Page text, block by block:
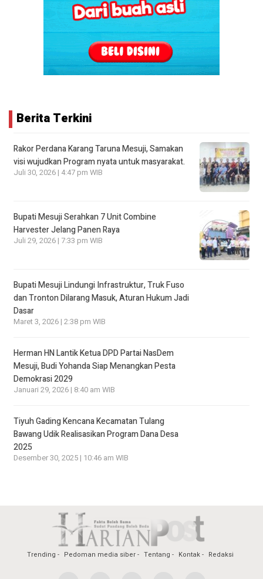
Berita Terkini
Rakor Perdana Karang Taruna Mesuji, Samakan
visi wujudkan Program nyata untuk masyarakat.
Juli 30, 2026 | 4:47 pm WIB
Bupati Mesuji Serahkan 7 Unit Combine
Harvester Jelang Panen Raya
Juli 29, 2026 | 7:33 pm WIB
Bupati Mesuji Lindungi Infrastruktur, Truk Fuso
dan Tronton Dilarang Masuk, Aturan Hukum Jadi
Dasar
Maret 3, 2026 | 2:38 pm WIB
Herman HN Lantik Ketua DPD Partai NasDem
Mesuji, Budi Yohanda Siap Menangkan Pesta
Demokrasi 2029
Januari 29, 2026 | 8:40 am WIB
Tiyuh Gading Kencana Kecamatan Tulang
Bawang Udik Realisasikan Program Dana Desa
2025
Desember 30, 2025 | 10:46 am WIB
Trending Pedoman media siber Tentang Kontak Redaksi